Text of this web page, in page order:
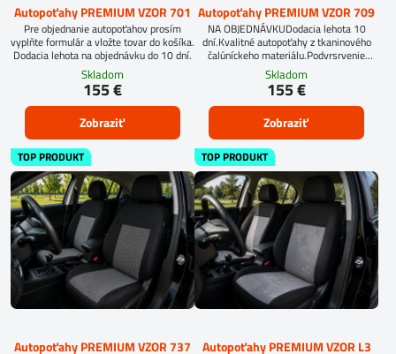
Autopoťahy PREMIUM VZOR 701
Pre objednanie autopoťahov prosím
vyplňte formulár a vložte tovar do košíka.
Dodacia lehota na objednávku do 10 dní.
Skladom
155 €
Zobraziť
Autopoťahy PREMIUM VZOR 709
NA OBJEDNÁVKUDodacia lehota 10
dní.Kvalitné autopoťahy z tkaninového
čalúníckeho materiálu.Podvrsrvenie
molitan 5 mm.
Skladom
155 €
Zobraziť
TOP PRODUKT
Autopoťahy PREMIUM VZOR 737
TOP PRODUKT
Autopoťahy PREMIUM VZOR L3